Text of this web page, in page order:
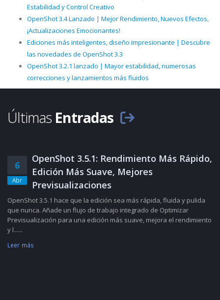
Estabilidad y Control Creativo
OpenShot 3.4 Lanzado | Mejor Rendimiento, Nuevos Efectos,
¡Actualizaciones Emocionantes!
Ediciones más inteligentes, diseño impresionante | Descubre
las novedades de OpenShot 3.3
OpenShot 3.2.1 lanzado | Mayor estabilidad, numerosas
correcciones y lanzamientos más fluidos
Últimas Entradas
6
Abr
OpenShot 3.5.1: Rendimiento Más Rápido,
Edición Más Suave, Mejores
Previsualizaciones
OpenShot 3.5.1 hace que la edición sea más rápida, fluida y pulida
que nunca. Añade un flujo de trabajo integrado de Optimizar
Previsualización para una edición más suave, mejora el rendimiento
y l......
Leer más